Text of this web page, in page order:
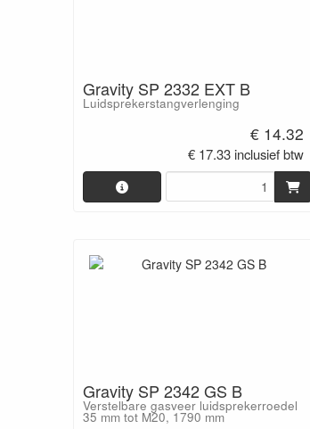
Gravity SP 2332 EXT B
Luidsprekerstangverlenging
€ 14.32
€ 17.33 inclusief btw
Gravity SP 2342 GS B
Verstelbare gasveer luidsprekerroedel
35 mm tot M20, 1790 mm